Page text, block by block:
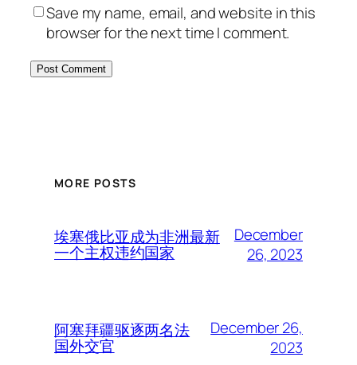
Save my name, email, and website in this
browser for the next time I comment.
MORE POSTS
埃塞俄比亚成为非洲最新
一个主权违约国家
December
26, 2023
阿塞拜疆驱逐两名法
国外交官
December 26,
2023